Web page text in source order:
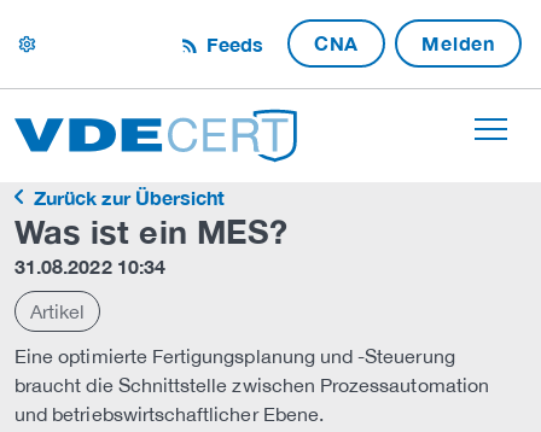
settings Feeds CNA Melden
Zurück zur Übersicht
Was ist ein MES?
31.08.2022 10:34
Artikel
Eine optimierte Fertigungsplanung und -Steuerung
braucht die Schnittstelle zwischen Prozessautomation
und betriebswirtschaftlicher Ebene.